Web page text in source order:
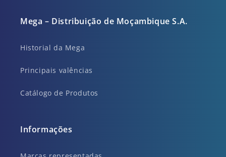
Mega – Distribuição de Moçambique S.A.
Historial da Mega
Principais valências
Catálogo de Produtos
Informações